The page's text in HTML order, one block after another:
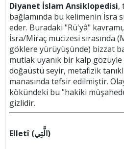
Diyanet İslam Ansiklopedisi,
bağlamında bu kelimenin İsra
eder. Buradaki "Rü'yâ"
İsra/Miraç mucizesi sırasında
göklere yürüyüşünde) bizzat
mutlak uyanık bir kalp
doğaüstü seyir, metafizik
manasında tefsir edilmiştir.
kökündeki bu "hakiki
gizlidir.
Elletî (الَّتِي)